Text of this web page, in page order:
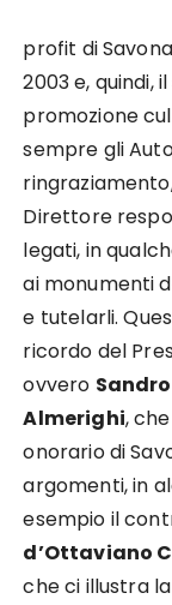
profit di
2003 e, quindi,
promozione
sempre gli
Direttore
legati, in
ai monumenti
e tutelarli.
ricordo del
ovvero
Almerighi,
onorario di
argomenti, in
esempio il
d’Ottaviano
che ci illustra